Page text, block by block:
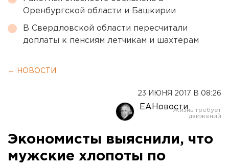
Оренбургской области и Башкирии
В Свердловской области пересчитали
доплаты к пенсиям летчикам и шахтерам
← НОВОСТИ
23 ИЮНЯ 2017 В 08:26
ЕАНовости
Экономисты выяснили, что
мужские хлопоты по